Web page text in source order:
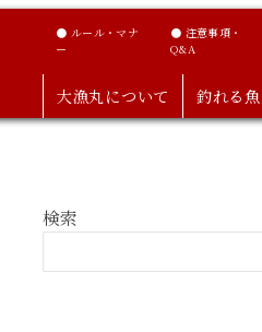
● ルール・マナ
ー
● 注意事項・
Q&A
大漁丸について 釣れる
検索